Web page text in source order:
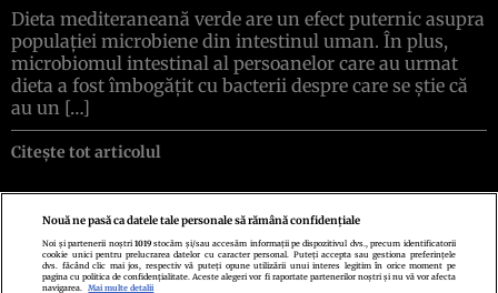
Dieta mediteraneană verde are un efect puternic asupra
populației microbiene din intestinul uman. În plus,
microbiomul intestinal al persoanelor care au urmat
dieta a fost îmbogățit cu bacterii despre care se știe că
au un […]
Citește tot articolul
Politica de confidenţialitate Politica de cookiesTermeni şi condiţii
Echipa redacționalăContactSetări Cookies
Nouă ne pasă ca datele tale personale să rămână confidențiale
Noi și partenerii noștri1019 stocăm și/sau accesăm informații pe dispozitivul dvs., precum identificatorii
cookie unici pentru prelucrarea datelor cu caracter personal. Puteți accepta sau gestiona preferințele
dvs. făcând clic mai jos, respectiv vă puteți opune utilizării unui interes legitim în orice moment pe
pagina cu politica de confidențialitate. Aceste alegeri vor fi raportate partenerilor noștri și nu vă vor afecta
navigarea.
Mai multe detalii